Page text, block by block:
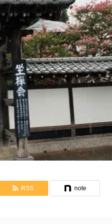
RSS note